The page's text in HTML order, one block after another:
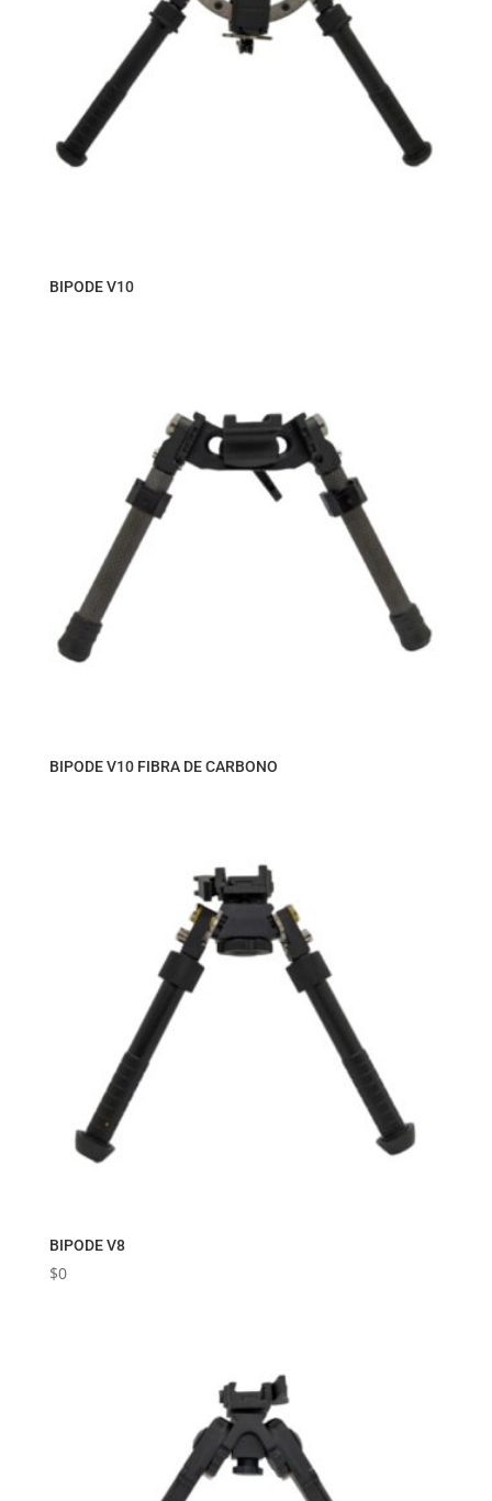
BIPODE V10
BIPODE V10 FIBRA DE CARBONO
BIPODE V8
$0